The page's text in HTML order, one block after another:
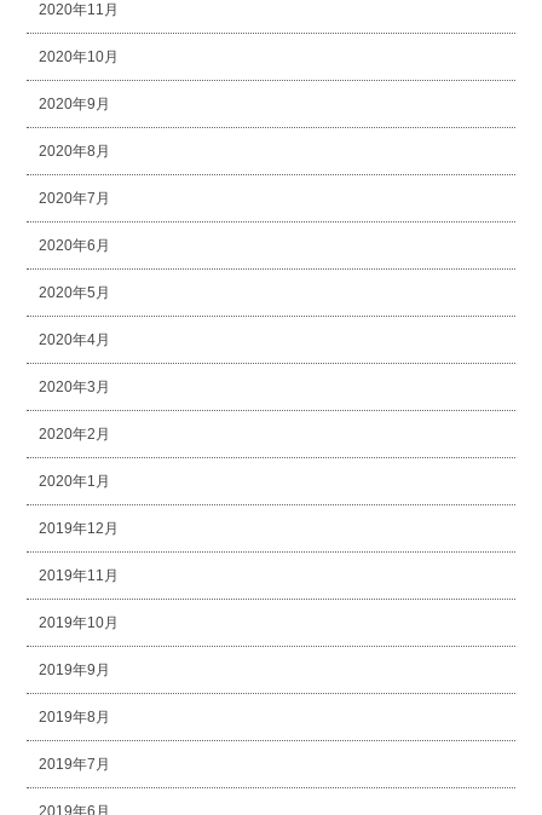
2020年11月
2020年10月
2020年9月
2020年8月
2020年7月
2020年6月
2020年5月
2020年4月
2020年3月
2020年2月
2020年1月
2019年12月
2019年11月
2019年10月
2019年9月
2019年8月
2019年7月